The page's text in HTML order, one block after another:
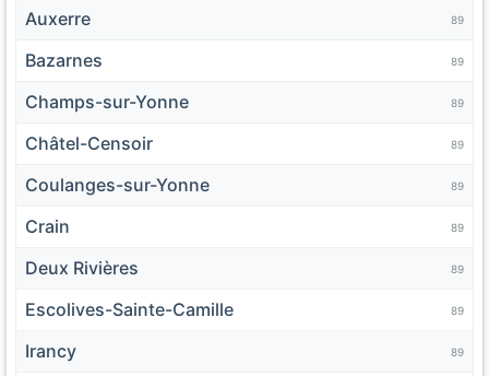
Auxerre 89
Bazarnes 89
Champs-sur-Yonne 89
Châtel-Censoir 89
Coulanges-sur-Yonne 89
Crain 89
Deux Rivières 89
Escolives-Sainte-Camille 89
Irancy 89